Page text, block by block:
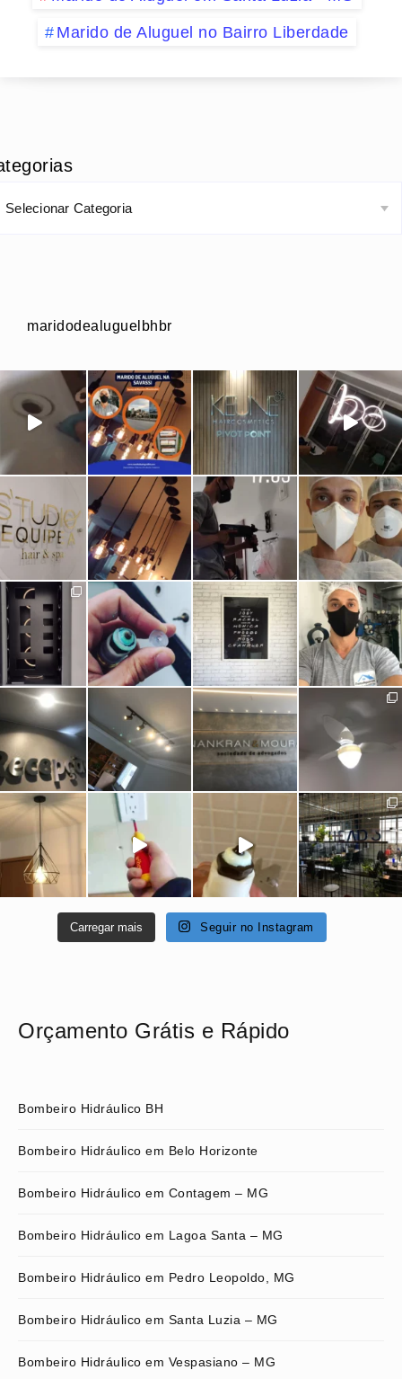
Marido de Aluguel no Bairro Liberdade
maridodealuguelbhbr
Carregar mais Seguir no Instagram
Orçamento Grátis e Rápido
Bombeiro Hidráulico BH
Bombeiro Hidráulico em Belo Horizonte
Bombeiro Hidráulico em Contagem – MG
Bombeiro Hidráulico em Lagoa Santa – MG
Bombeiro Hidráulico em Pedro Leopoldo, MG
Bombeiro Hidráulico em Santa Luzia – MG
Bombeiro Hidráulico em Vespasiano – MG